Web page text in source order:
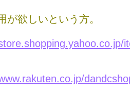
が欲しいという方。